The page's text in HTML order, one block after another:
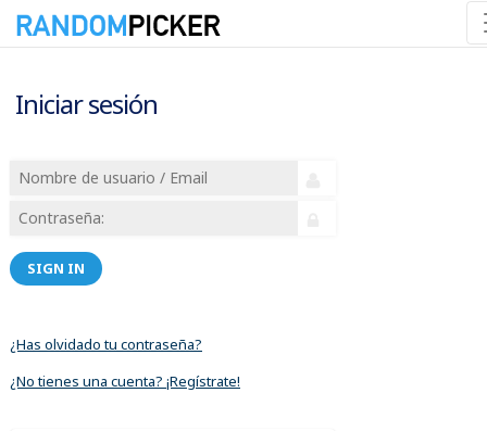
Iniciar sesión
SIGN IN
¿Has olvidado tu contraseña?
¿No tienes una cuenta? ¡Regístrate!